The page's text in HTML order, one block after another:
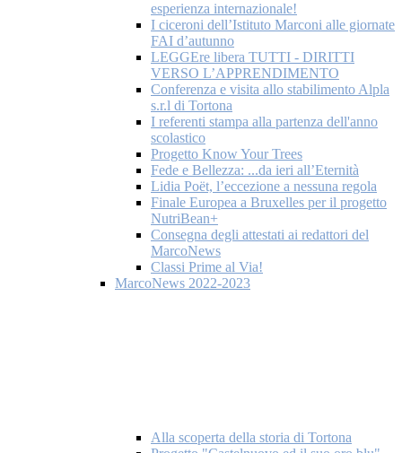
esperienza internazionale!
I ciceroni dell’Istituto Marconi alle giornate
FAI d’autunno
LEGGEre libera TUTTI - DIRITTI
VERSO L’APPRENDIMENTO
Conferenza e visita allo stabilimento Alpla
s.r.l di Tortona
I referenti stampa alla partenza dell'anno
scolastico
Progetto Know Your Trees
Fede e Bellezza: ...da ieri all’Eternità
Lidia Poët, l’eccezione a nessuna regola
Finale Europea a Bruxelles per il progetto
NutriBean+
Consegna degli attestati ai redattori del
MarcoNews
Classi Prime al Via!
MarcoNews 2022-2023
Alla scoperta della storia di Tortona